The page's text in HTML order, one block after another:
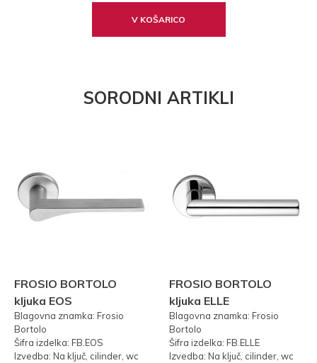
V KOŠARICO
SORODNI ARTIKLI
FROSIO BORTOLO
kljuka EOS
Blagovna znamka: Frosio
Bortolo
Šifra izdelka: FB.EOS
Izvedba: Na ključ, cilinder, wc
FROSIO BORTOLO
kljuka ELLE
Blagovna znamka: Frosio
Bortolo
Šifra izdelka: FB.ELLE
Izvedba: Na ključ, cilinder, wc